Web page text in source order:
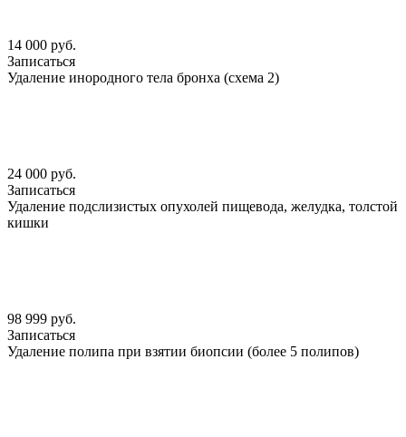
14 000 руб.
Записаться
Удаление инородного тела бронха (схема 2)
24 000 руб.
Записаться
Удаление подслизистых опухолей пищевода, желудка, толстой
кишки
98 999 руб.
Записаться
Удаление полипа при взятии биопсии (более 5 полипов)